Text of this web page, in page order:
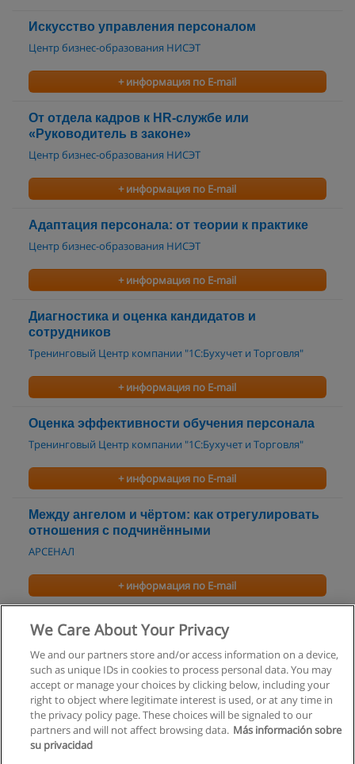
Искусство управления персоналом
Центр бизнес-образования НИСЭТ
+ информация по E-mail
От отдела кадров к HR-службе или
«Руководитель в законе»
Центр бизнес-образования НИСЭТ
+ информация по E-mail
Адаптация персонала: от теории к практике
Центр бизнес-образования НИСЭТ
+ информация по E-mail
Диагностика и оценка кандидатов и
сотрудников
Тренинговый Центр компании "1С:Бухучет и Торговля"
+ информация по E-mail
Оценка эффективности обучения персонала
Тренинговый Центр компании "1С:Бухучет и Торговля"
+ информация по E-mail
Между ангелом и чёртом: как отрегулировать
отношения с подчинёнными
АРСЕНАЛ
+ информация по E-mail
Управление талантами. Талант менеджмент
Центр делового развития "Профи-Карьера"
+ информация по E-mail
We Care About Your Privacy
We and our partners store and/or access information on a device,
such as unique IDs in cookies to process personal data. You may
accept or manage your choices by clicking below, including your
right to object where legitimate interest is used, or at any time in
the privacy policy page. These choices will be signaled to our
partners and will not affect browsing data. Más información sobre
su privacidad